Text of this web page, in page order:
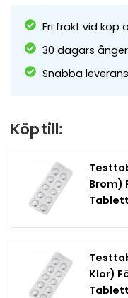
Fri frakt vid köp
30 dagars
Snabba
Köp till:
Brom)
Klor)